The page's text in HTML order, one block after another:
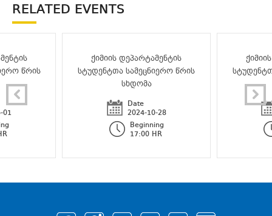
RELATED EVENTS
წრის
01
ქიმიის დეპარტამენტის
სტუდენტთა სამეცნიერო წრის
სხდომა
Date
2024-10-28
Beginning
17:00 HR